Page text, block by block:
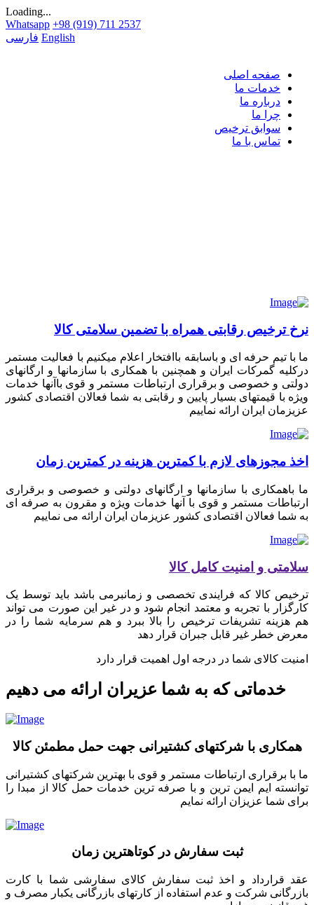
Loading...
Whatsapp +98 (919) 711 2537
فارسی English
صفحه اصلی
خدمات ما
درباره ما
چرا ما
سوابق ترخیص
تماس با ما
نرخ ترخیص رقابتی همراه با تضمین سلامتی کالا
ما با تیم حرفه ای و باسابقه باافتخار اعلام میکنیم با فعالیت مستمر
درکلیه گمرکات ایران و همچنین با همکاری با سازمانها و ارگانهای
دولتی و خصوصی و برقراری ارتباطات مستمر و قوی باآنها خدمات
ویژه با قیمتهای بسیار پایین و رقابتی به شما فعالان اقتصادی کشور
عزیزمان ایران ارائه نماییم
اخذ مجوزهای لازم با کمترین هزینه در کمترین زمان
ما باهمکاری با سازمانها و ارگانهای دولتی و خصوصی و برقراری
ارتباطات مستمر و قوی با آنها خدمات ویژه و مقرون به صرفه ای
به شما فعالان اقتصادی کشور عزیزمان ایران ارائه می نماییم
سلامتی و امنیت کامل کالا
ترخیص کالا که فرایندی تخصصی و زمانبرمی باشد باید توسط یک
کارگزار با تجربه و معتمد انجام شود و در غیر این صورت می تواند
هم هزینه تشریفات ترخیص را بالا ببرد و هم سرمایه شما را در
معرض خطر غیر قابل جبران قرار دهد
امنیت کالای شما در درجه اول اهمیت قرار دارد
خدماتی که به شما عزیران ارائه می دهیم
همکاری با شرکتهای کشتیرانی جهت حمل مطمئن کالا
ما با برقراری ارتباطات مستمر و قوی با بهترین شرکتهای کشتیرانی
توانسته ایم ایمن ترین و با صرفه ترین خدمات حمل کالا از مبدا را
برای شما عزیزان ارائه نمایم
ثبت سفارش در کوتاهترین زمان
عقد قرارداد و اخذ ثبت سفارش کالای سفارشی شما با کارت
بازرگانی شرکت و عدم استفاده از کارتهای بازرگانی یکبار مصرف و